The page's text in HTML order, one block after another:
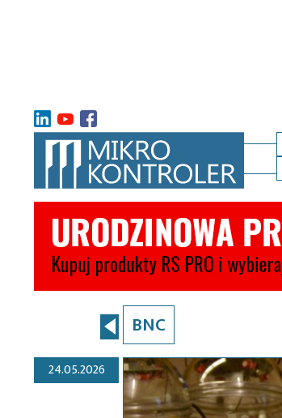
BNC
24.05.2026